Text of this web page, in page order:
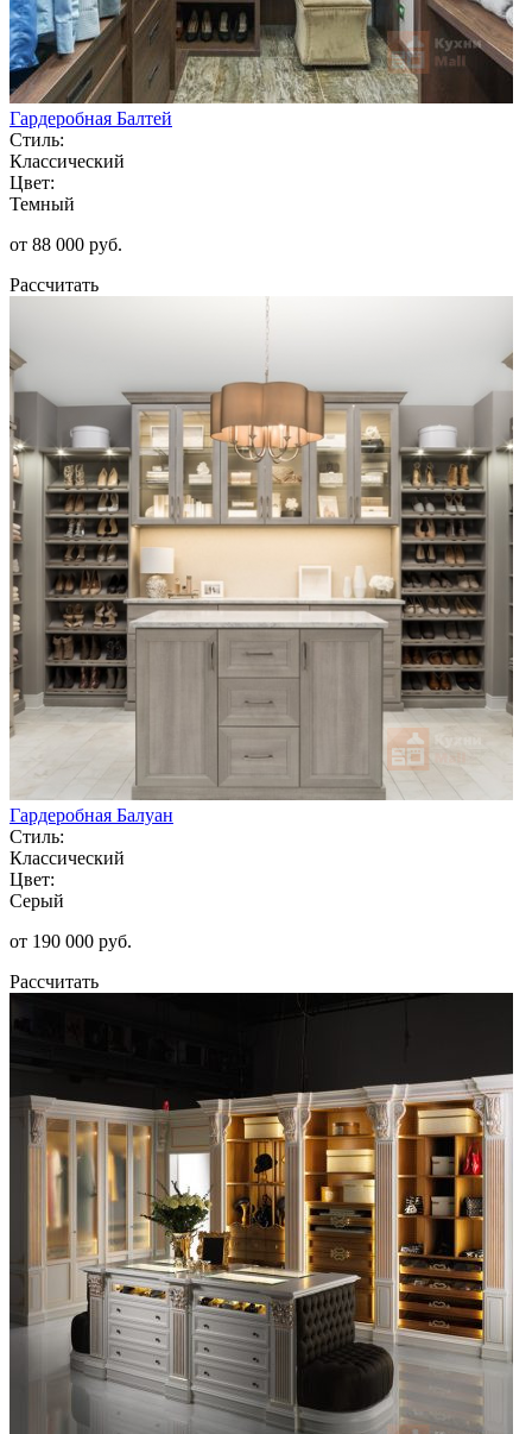
Гардеробная Балтей
Стиль:
Классический
Цвет:
Темный
от 88 000 руб.
Рассчитать
Гардеробная Балуан
Стиль:
Классический
Цвет:
Серый
от 190 000 руб.
Рассчитать